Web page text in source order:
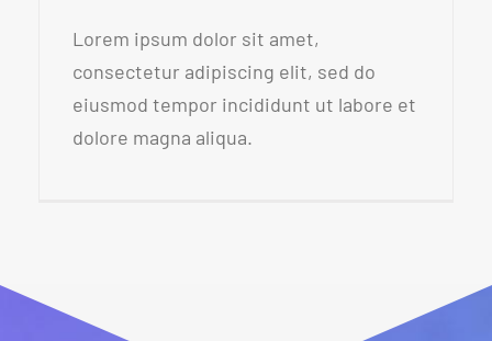
Lorem ipsum dolor sit amet,
consectetur adipiscing elit, sed do
eiusmod tempor incididunt ut labore et
dolore magna aliqua.